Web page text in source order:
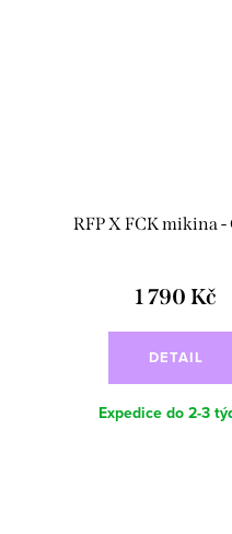
RFP X FCK mikina -
1 790 Kč
DETAIL
Expedice do 2-3